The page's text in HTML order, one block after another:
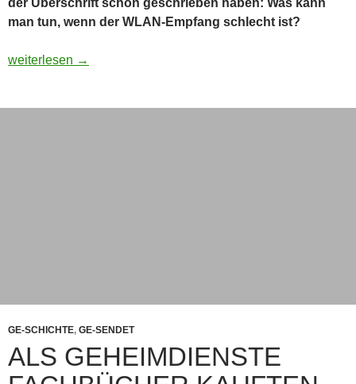
der Überschrift schon geschrieben haben: Was kann
man tun, wenn der WLAN-Empfang schlecht ist?
WLAN-Praxis Teil 3: Was tun bei schlechtem Empfang?
weiterlesen →
GE-SCHICHTE, GE-SENDET
ALS GEHEIMDIENSTE